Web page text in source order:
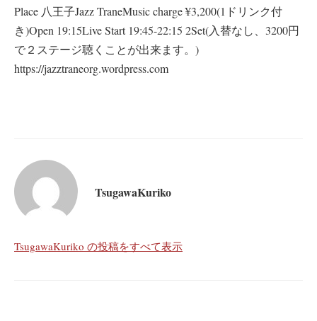
Place 八王子Jazz TraneMusic charge ¥3,200(1ドリンク付
き)Open 19:15Live Start 19:45-22:15 2Set(入替なし、3200円
で２ステージ聴くことが出来ます。)
https://jazztraneorg.wordpress.com
TsugawaKuriko
TsugawaKuriko の投稿をすべて表示